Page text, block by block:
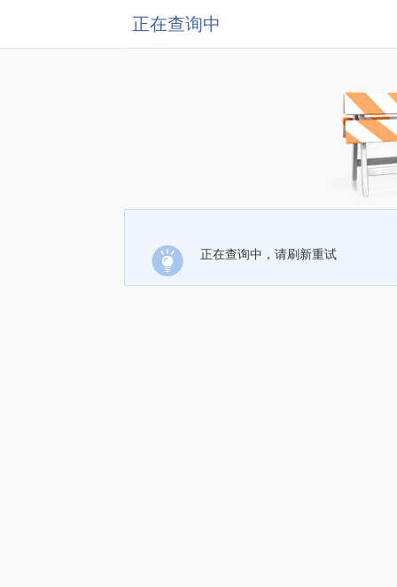
正在查询中
正在查询中，请刷新重试